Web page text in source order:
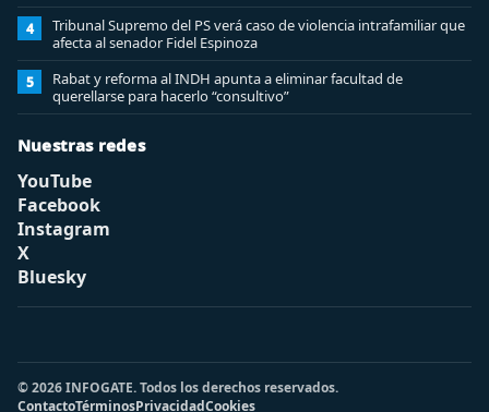
4
Tribunal Supremo del PS verá caso de violencia intrafamiliar que
afecta al senador Fidel Espinoza
5
Rabat y reforma al INDH apunta a eliminar facultad de
querellarse para hacerlo “consultivo”
Nuestras redes
YouTube
Facebook
Instagram
X
Bluesky
© 2026 INFOGATE. Todos los derechos reservados.
ContactoTérminosPrivacidadCookies